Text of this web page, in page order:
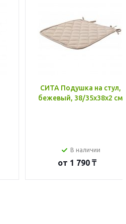
СИТА Подушка на стул,
бежевый, 38/35x38x2 см
В наличии
от 1 790 ₸